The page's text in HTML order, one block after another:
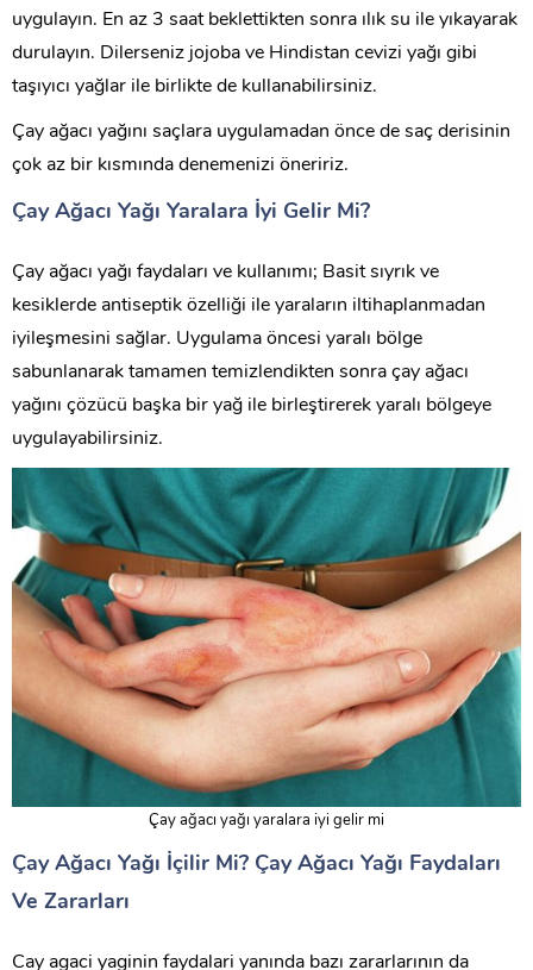
uygulayın. En az 3 saat beklettikten sonra ılık su ile yıkayarak
durulayın. Dilerseniz jojoba ve Hindistan cevizi yağı gibi
taşıyıcı yağlar ile birlikte de kullanabilirsiniz.
Çay ağacı yağını saçlara uygulamadan önce de saç derisinin
çok az bir kısmında denemenizi öneririz.
Çay Ağacı Yağı Yaralara İyi Gelir Mi?
Çay ağacı yağı faydaları ve kullanımı; Basit sıyrık ve
kesiklerde antiseptik özelliği ile yaraların iltihaplanmadan
iyileşmesini sağlar. Uygulama öncesi yaralı bölge
sabunlanarak tamamen temizlendikten sonra çay ağacı
yağını çözücü başka bir yağ ile birleştirerek yaralı bölgeye
uygulayabilirsiniz.
Çay ağacı yağı yaralara iyi gelir mi
Çay Ağacı Yağı İçilir Mi? Çay Ağacı Yağı Faydaları
Ve Zararları
Cay agaci yaginin faydalari yanında bazı zararlarının da